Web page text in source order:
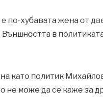
по-хубавата жена от
в
като политик
не може да се каже за